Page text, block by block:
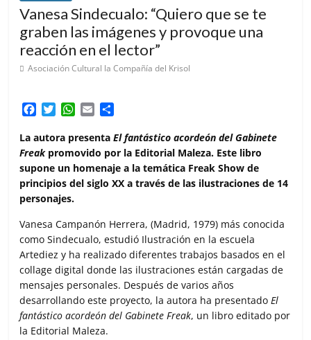
Vanesa Sindecualo: “Quiero que se te
graben las imágenes y provoque una
reacción en el lector”
Asociación Cultural la Compañía del Krisol
c
e
b
o
k
i
t
t
e
r
W
a
t
s
A
a
i
l
m
p
a
r
r
La autora presentaEl fantástico acordeón del Gabinete
Freakpromovido por la Editorial Maleza. Este libro
supone un homenaje a la temática Freak Show de
principios del siglo XX a través de las ilustraciones de 14
personajes.
Vanesa Campanón Herrera, (Madrid, 1979) más conocida
como Sindecualo, estudió Ilustración en la escuela
Artediez y ha realizado diferentes trabajos basados en el
collage digital donde las ilustraciones están cargadas de
mensajes personales. Después de varios años
desarrollando este proyecto, la autora ha presentado El
fantástico acordeón del Gabinete Freak, un libro editado por
la Editorial Maleza.